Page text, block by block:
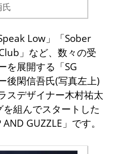
氏
Low」「Sober
」など、数々の受
を展開する「SG
後閑信吾氏(写真左上)
スデザイナー木村祐太
組んでスタートした
GUZZLE」です。